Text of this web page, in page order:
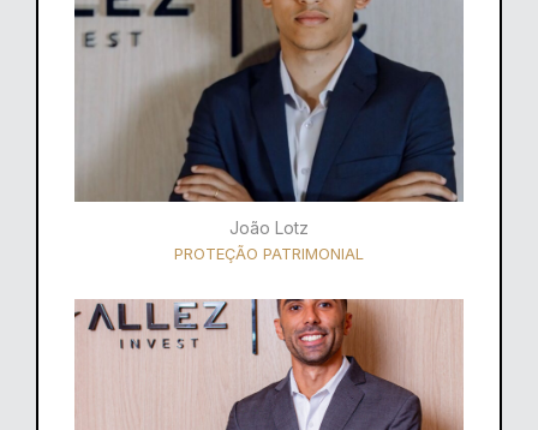
João Lotz
PROTEÇÃO PATRIMONIAL